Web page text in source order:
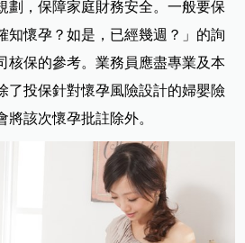
劃，保障家庭財務安全。一般要保
知懷孕？如是，已經幾週？」的詢
核保的參考。業務員應盡專業及本
了投保針對懷孕風險設計的婦嬰險
該次懷孕批註除外。